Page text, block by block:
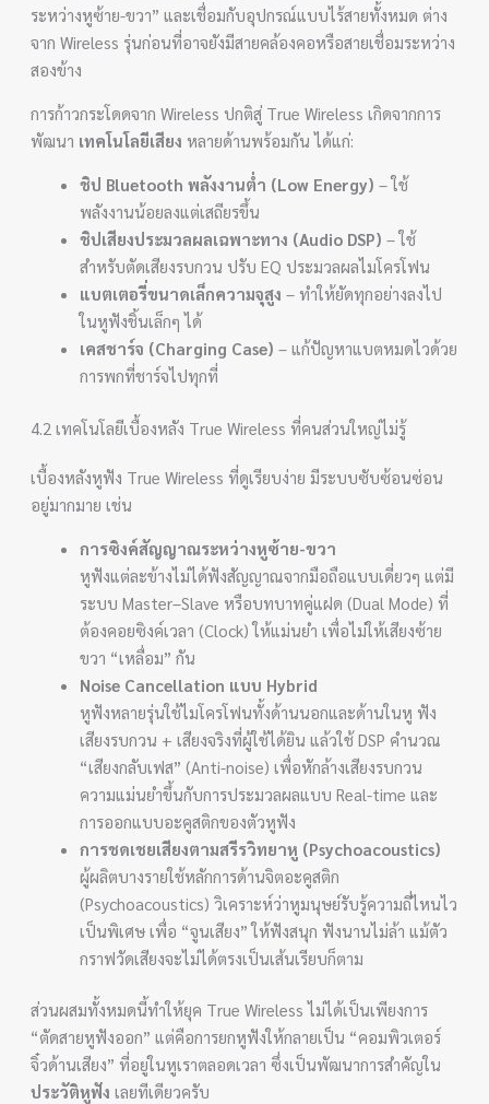
ระหว่างหูซ้าย-ขวา” และเชื่อมกับอุปกรณ์แบบไร้สายทั้งหมด ต่าง
จาก Wireless รุ่นก่อนที่อาจยังมีสายคล้องคอหรือสายเชื่อมระหว่าง
สองข้าง
การก้าวกระโดดจาก Wireless ปกติสู่ True Wireless เกิดจากการ
พัฒนา เทคโนโลยีเสียง หลายด้านพร้อมกัน ได้แก่:
ชิป Bluetooth พลังงานต่ำ (Low Energy) – ใช้
พลังงานน้อยลงแต่เสถียรขึ้น
ชิปเสียงประมวลผลเฉพาะทาง (Audio DSP) – ใช้
สำหรับตัดเสียงรบกวน ปรับ EQ ประมวลผลไมโครโฟน
แบตเตอรี่ขนาดเล็กความจุสูง – ทำให้ยัดทุกอย่างลงไป
ในหูฟังชิ้นเล็กๆ ได้
เคสชาร์จ (Charging Case) – แก้ปัญหาแบตหมดไวด้วย
การพกที่ชาร์จไปทุกที่
4.2 เทคโนโลยีเบื้องหลัง True Wireless ที่คนส่วนใหญ่ไม่รู้
เบื้องหลังหูฟัง True Wireless ที่ดูเรียบง่าย มีระบบซับซ้อนซ่อน
อยู่มากมาย เช่น
การซิงค์สัญญาณระหว่างหูซ้าย-ขวา
หูฟังแต่ละข้างไม่ได้ฟังสัญญาณจากมือถือแบบเดี่ยวๆ แต่มี
ระบบ Master–Slave หรือบทบาทคู่แฝด (Dual Mode) ที่
ต้องคอยซิงค์เวลา (Clock) ให้แม่นยำ เพื่อไม่ให้เสียงซ้าย
ขวา “เหลื่อม” กัน
Noise Cancellation แบบ Hybrid
หูฟังหลายรุ่นใช้ไมโครโฟนทั้งด้านนอกและด้านในหู ฟัง
เสียงรบกวน + เสียงจริงที่ผู้ใช้ได้ยิน แล้วใช้ DSP คำนวณ
“เสียงกลับเฟส” (Anti-noise) เพื่อหักล้างเสียงรบกวน
ความแม่นยำขึ้นกับการประมวลผลแบบ Real-time และ
การออกแบบอะคูสติกของตัวหูฟัง
การชดเชยเสียงตามสรีรวิทยาหู (Psychoacoustics)
ผู้ผลิตบางรายใช้หลักการด้านจิตอะคูสติก
(Psychoacoustics) วิเคราะห์ว่าหูมนุษย์รับรู้ความถี่ไหนไว
เป็นพิเศษ เพื่อ “จูนเสียง” ให้ฟังสนุก ฟังนานไม่ล้า แม้ตัว
กราฟวัดเสียงจะไม่ได้ตรงเป็นเส้นเรียบก็ตาม
ส่วนผสมทั้งหมดนี้ทำให้ยุค True Wireless ไม่ได้เป็นเพียงการ
“ตัดสายหูฟังออก” แต่คือการยกหูฟังให้กลายเป็น “คอมพิวเตอร์
จิ๋วด้านเสียง” ที่อยู่ในหูเราตลอดเวลา ซึ่งเป็นพัฒนาการสำคัญใน
ประวัติหูฟัง เลยทีเดียวครับ